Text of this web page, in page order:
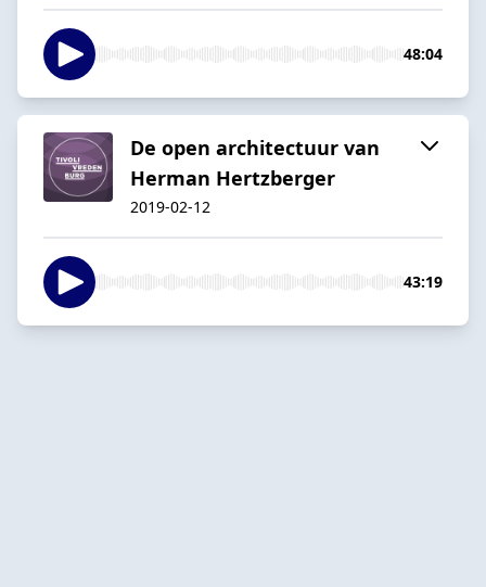
48:04
De open architectuur van
Herman Hertzberger
2019-02-12
43:19